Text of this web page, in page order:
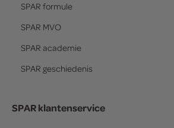
SPAR formule
SPAR MVO
SPAR academie
SPAR geschiedenis
SPAR klantenservice